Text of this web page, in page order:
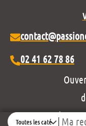
Search
02 41 62 78 86